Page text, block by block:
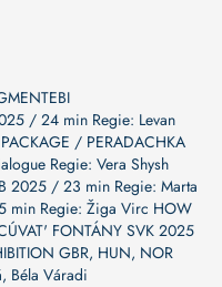
/ 24 min Regie: Levan
/ PERADACHKA
Regie: Vera Shysh
2025 / 23 min Regie: Marta
min Regie: Žiga Virc HOW
FONTÁNY SVK 2025
GBR, HUN, NOR
Béla Váradi